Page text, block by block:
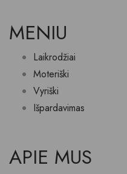
MENIU
Laikrodžiai
Moteriški
Vyriški
Išpardavimas
APIE MUS